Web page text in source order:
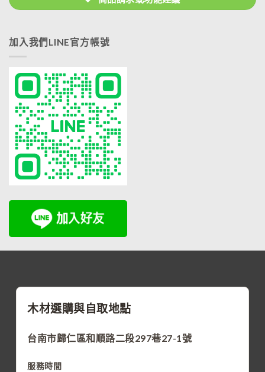
加入我們LINE官方帳號
木材選購與自取地點
台南市歸仁區和順路二段297巷27-1號
服務時間